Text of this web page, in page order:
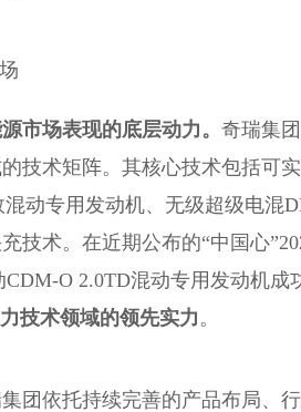
市场表现的底层动力。 奇瑞集
技术矩阵。其核心技术包括可
动专用发动机、无级超级电混
技术。在近期公布的“中国心
O 2.0TD混动专用发动机成
技术领域的领先实力 。
团依托持续完善的产品布局、